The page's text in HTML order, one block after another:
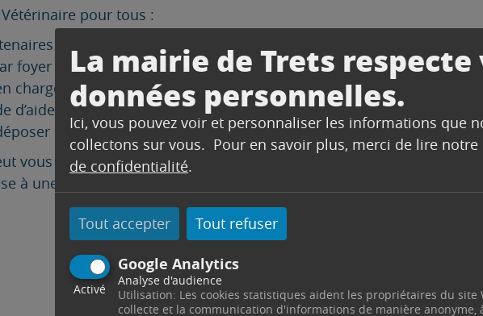
La mairie de Trets respecte
données personnelles.
Ici, vous pouvez voir et personnaliser les informations que
collectons sur vous. Pour en savoir plus, merci de lire notre
de confidentialité.
Tout accepter Tout refuser
Google Analytics
Activé
Analyse d'audience
Utilisation: Les cookies statistiques aident les propriétaires du site
collecte et la communication d'informations de manière anonyme,
pour tous :
financent 1/3 des frais, l’association 1/3, et le propriétaire
foyer mais plusieurs soins peuvent être financés pour le même
charge.
d’aide, vous devez vérifier que vous êtes bien éligible (ce qui ne
un dossier surhttps://veterinairespourtous.fr/particulier
vous aider à stériliser et identifier vos animaux (pour rappel
à une amende de 750€ et la stérilisation – surtout des chats –